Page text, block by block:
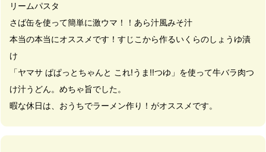
リームパスタ
さば缶を使って簡単に激ウマ！！あら汁風みそ汁
本当の本当にオススメです！すじこから作るいくらのしょうゆ漬
け
「ヤマサ ぱぱっとちゃんと これ!うま!!つゆ」を使って牛バラ肉つ
け汁うどん。めちゃ旨でした。
暇な休日は、おうちでラーメン作り！がオススメです。